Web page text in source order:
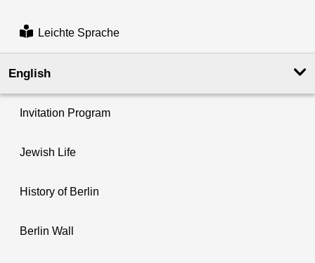
Leichte Sprache
English
Invitation Program
Jewish Life
History of Berlin
Berlin Wall